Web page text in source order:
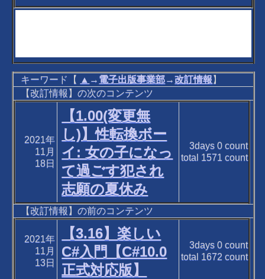
キーワード【 ▲ → 電子出版事業部→改訂情報】
【改訂情報】の次のコンテンツ
2021年
11月
18日
【1.00(変更無
し)】性転換ボー
イ: 女の子になっ
て過ごす犯され
志願の夏休み
3days 0count
total 1571 count
【改訂情報】の前のコンテンツ
2021年
11月
13日
【3.16】楽しい
C#入門【C#10.0
正式対応版】
3days 0count
total 1672 count